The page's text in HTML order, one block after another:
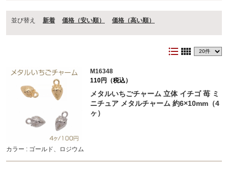
並び替え 新着 価格（安い順） 価格（⾼い順）
format_list_bulleted view_comfy
M16348
110円（税込）
メタルいちごチャーム 立体 イチゴ 苺 ミ
ニチュア メタルチャーム 約6×10mm（4
ヶ）
カラー : ゴールド、ロジウム